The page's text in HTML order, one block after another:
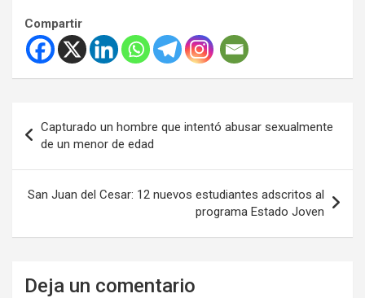
Compartir
de
entradas
Capturado un hombre que intentó abusar sexualmente
de un menor de edad
San Juan del Cesar: 12 nuevos estudiantes adscritos al
programa Estado Joven
Deja un comentario